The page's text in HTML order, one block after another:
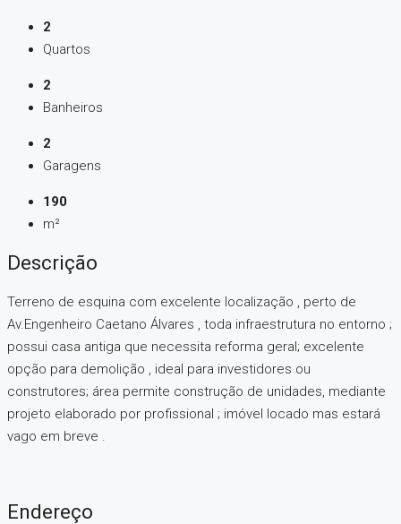
2
Quartos
2
Banheiros
2
Garagens
190
m²
Descrição
Terreno de esquina com excelente localização , perto de
Av.Engenheiro Caetano Álvares , toda infraestrutura no entorno ;
possui casa antiga que necessita reforma geral; excelente
opção para demolição , ideal para investidores ou
construtores; área permite construção de unidades, mediante
projeto elaborado por profissional ; imóvel locado mas estará
vago em breve .
Endereço